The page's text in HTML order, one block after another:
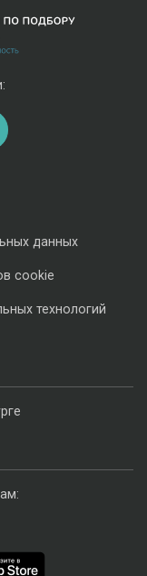
данных
cookie
технологий